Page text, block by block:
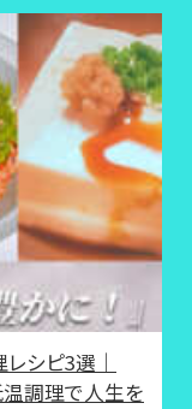
シピ3選｜
温調理で人生を